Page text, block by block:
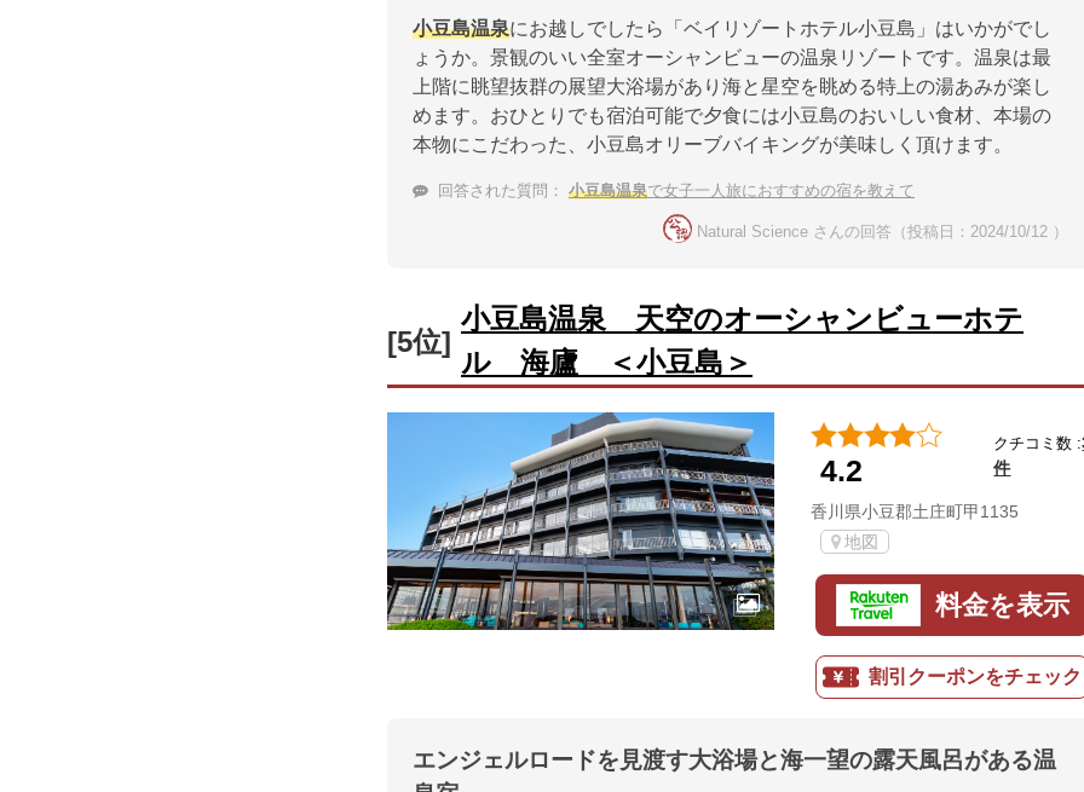
小豆島温泉にお越しでしたら「ベイリゾートホテル小豆島」はいかがでし
ょうか。景観のいい全室オーシャンビューの温泉リゾートです。温泉は最
上階に眺望抜群の展望大浴場があり海と星空を眺める特上の湯あみが楽し
めます。おひとりでも宿泊可能で夕食には小豆島のおいしい食材、本場の
本物にこだわった、小豆島オリーブバイキングが美味しく頂けます。
回答された質問： 小豆島温泉で女子一人旅におすすめの宿を教えて
Natural Science さんの回答（投稿日：2024/10/12 ）
[5位]
小豆島温泉 天空のオーシャンビューホテ
ル 海廬 ＜小豆島＞
4.2
クチコミ数 :
件
香川県小豆郡土庄町甲1135
地図
料金を表示
割引クーポンをチェック
エンジェルロードを見渡す大浴場と海一望の露天風呂がある温